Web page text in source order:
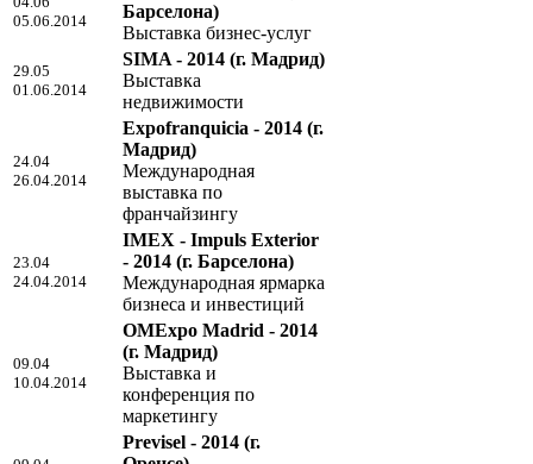
05.06.2014
Барселона)
Выставка бизнес-услуг
29.05
01.06.2014
SIMA - 2014 (г. Мадрид)
Выставка
недвижимости
24.04
26.04.2014
Expofranquicia - 2014 (г.
Мадрид)
Международная
выставка по
франчайзингу
23.04
24.04.2014
IMEX - Impuls Exterior
- 2014 (г. Барселона)
Международная ярмарка
бизнеса и инвестиций
09.04
10.04.2014
OMExpo Madrid - 2014
(г. Мадрид)
Выставка и
конференция по
маркетингу
Previsel - 2014 (г.